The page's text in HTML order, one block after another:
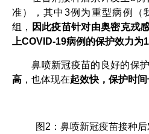
准），其中3例为重型病例（
组，
因此疫苗针对由奥密克戎
上COVID-19病例的保护效力为
鼻喷新冠疫苗的良好的保
高 ，也体现在起效快，保护时间
图2：鼻喷新冠疫苗接种